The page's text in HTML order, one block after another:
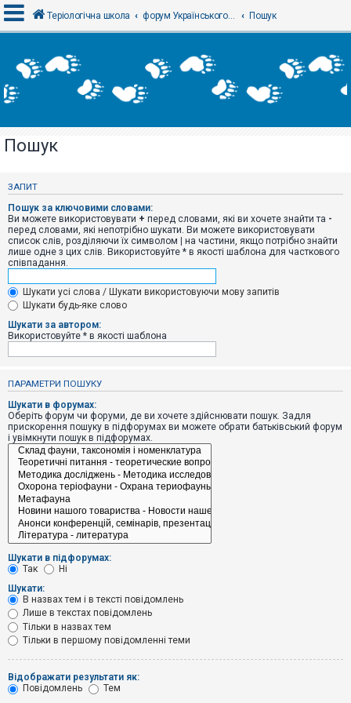
х
і
Р
с
р
а
ц
і
я
Т
е
м
и
б
і
п
о
в
і
д
в
н
т
е
м
и
о
ш
Теріологічна школа форум Українського теріологічного товариства Пошук
Пошук
ЗАПИТ
Пошук за ключовими словами:
Ви можете використовувати + перед словами, які ви хочете знайти та -
перед словами, які непотрібно шукати. Ви можете використовувати
список слів, розділяючи їх символом | на частини, якщо потрібно знайти
лише одне з цих слів. Використовуйте * в якості шаблона для часткового
співпадання.
Шукати усі слова / Шукати використовуючи мову запитів
Шукати будь-яке слово
Шукати за автором:
Використовуйте * в якості шаблона
ПАРАМЕТРИ ПОШУКУ
Шукати в форумах:
Оберіть форум чи форуми, де ви хочете здійснювати пошук. Задля
прискорення пошуку в підфорумах ви можете обрати батьківський форум
і увімкнути пошук в підфорумах.
Шукати в підфорумах:
Так
Ні
Шукати:
В назвах тем і в тексті повідомлень
Лише в текстах повідомлень
Тільки в назвах тем
Тільки в першому повідомленні теми
Відображати результати як:
Повідомлень
Тем